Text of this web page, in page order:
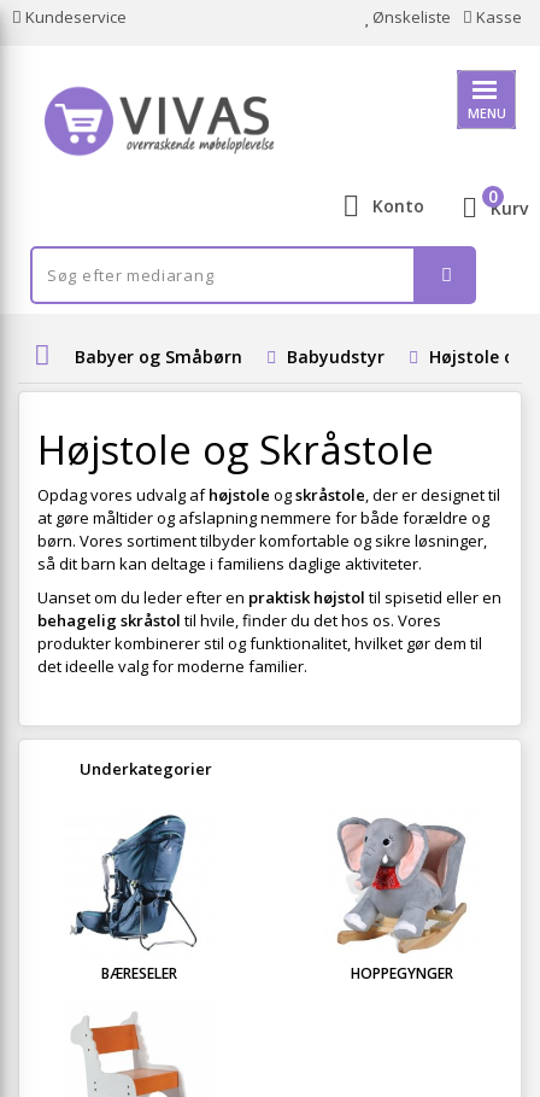
Kundeservice Ønskeliste Kasse
MENU
Konto Kurv
0
Babyer og Småbørn Babyudstyr Højstole og
Højstole og Skråstole
Opdag vores udvalg afhøjstole ogskråstole, der er designet til
at gøre måltider og afslapning nemmere for både forældre og
børn. Vores sortiment tilbyder komfortable og sikre løsninger,
så dit barn kan deltage i familiens daglige aktiviteter.
Uanset om du leder efter en praktisk højstol til spisetid eller en
behagelig skråstol til hvile, finder du det hos os. Vores
produkter kombinerer stil og funktionalitet, hvilket gør dem til
det ideelle valg for moderne familier.
Underkategorier
BÆRESELER HOPPEGYNGER